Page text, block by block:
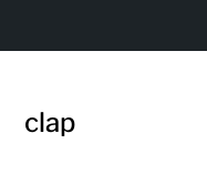
clap